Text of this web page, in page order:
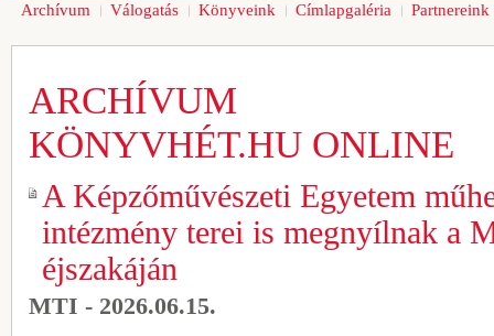
Archívum Válogatás Könyveink Címlapgaléria Partnereink
ARCHÍVUM
KÖNYVHÉT.HU ONLINE
A Képzőművészeti Egyetem
intézmény terei is megnyílnak a
éjszakáján
MTI - 2026.06.15.